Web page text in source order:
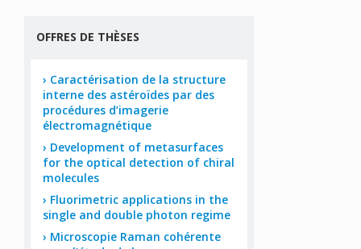
OFFRES DE THÈSES
Caractérisation de la structure
interne des astéroïdes par des
procédures d’imagerie
électromagnétique
Development of metasurfaces
for the optical detection of chiral
molecules
Fluorimetric applications in the
single and double photon regime
Microscopie Raman cohérente